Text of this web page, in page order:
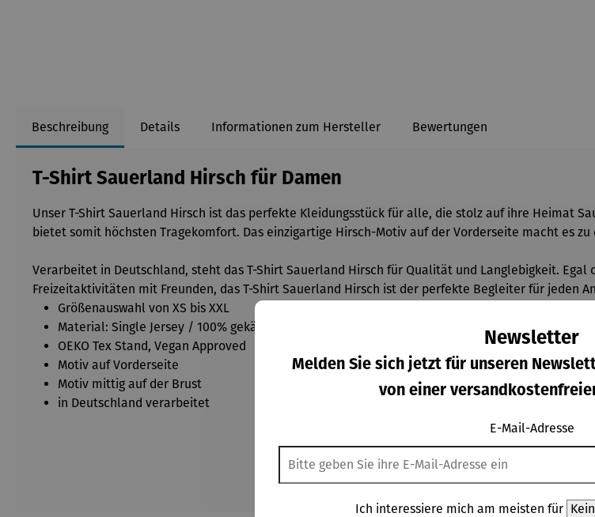
Beschreibung Details Informationen zum Hersteller Bewertungen
T-Shirt Sauerland Hirsch für Damen
Unser T-Shirt Sauerland Hirsch ist das perfekte Kleidungsstück für alle, die stolz auf ihre Heimat
bietet somit höchsten Tragekomfort. Das einzigartige Hirsch-Motiv auf der Vorderseite macht es zu
Verarbeitet in Deutschland, steht das T-Shirt Sauerland Hirsch für Qualität und Langlebigkeit.
Freizeitaktivitäten mit Freunden, das T-Shirt Sauerland Hirsch ist der perfekte Begleiter für jeden
Größenauswahl von XS bis XXL
Material: Single Jersey / 100% gekämmte Baumwolle
OEKO Tex Stand, Vegan Approved
Motiv auf Vorderseite
Motiv mittig auf der Brust
in Deutschland verarbeitet
Newsletter
Melden Sie sich jetzt für unseren
von einer
E-Mail-Adresse
Ich interessiere mich am meisten für